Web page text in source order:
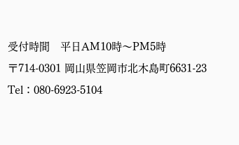
受付時間 平日AM10時〜PM5時
〒714-0301 岡山県笠岡市北木島町6631-23
Tel：080-6923-5104